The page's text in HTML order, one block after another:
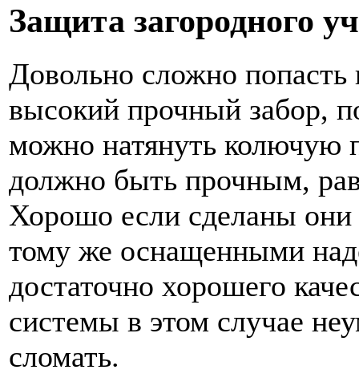
Защита загородного
Довольно сложно попасть
высокий прочный забор,
можно натянуть колючую
должно быть прочным,
Хорошо если сделаны они
тому же оснащенными
достаточно хорошего
системы в этом случае
сломать.